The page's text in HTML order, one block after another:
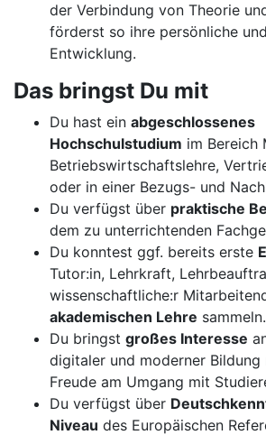
der Verbindung von Theorie
förderst so ihre persönliche
Entwicklung.
Das bringst Du mit
Du hast ein abgeschlossenes
Hochschulstudium im Bereich
Betriebswirtschaftslehre,
oder in einer Bezugs- und
Du verfügst über praktische
dem zu unterrichtenden
Du konntest ggf. bereits erste
Tutor:in, Lehrkraft,
wissenschaftliche:r
akademischen Lehre sammeln.
Du bringst großes Interesse
digitaler und moderner Bildung
Freude am Umgang mit
Du verfügst über
Niveau des Europäischen